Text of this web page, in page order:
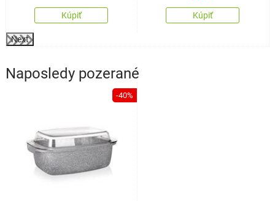
Kúpiť Kúpiť
Next
Naposledy pozerané
-40%